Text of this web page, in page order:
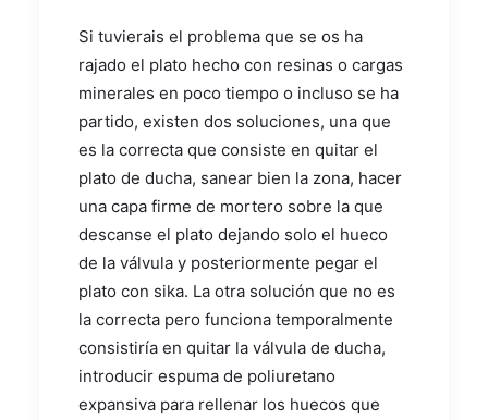
Si tuvierais el problema que se os ha
rajado el plato hecho con resinas o cargas
minerales en poco tiempo o incluso se ha
partido, existen dos soluciones, una que
es la correcta que consiste en quitar el
plato de ducha, sanear bien la zona, hacer
una capa firme de mortero sobre la que
descanse el plato dejando solo el hueco
de la válvula y posteriormente pegar el
plato con sika. La otra solución que no es
la correcta pero funciona temporalmente
consistiría en quitar la válvula de ducha,
introducir espuma de poliuretano
expansiva para rellenar los huecos que